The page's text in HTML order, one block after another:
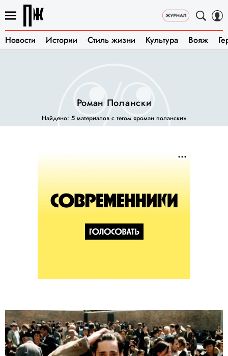
Новости Истории Стиль жизни Культура Вояж
Роман Полански
Найдено: 5 материалов с тегом «роман полански»